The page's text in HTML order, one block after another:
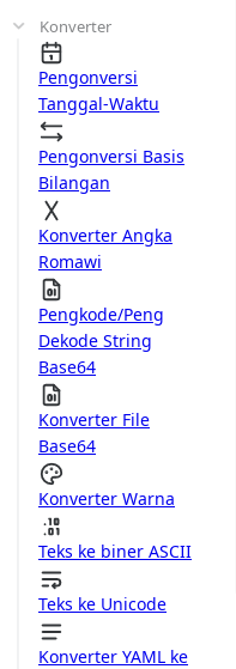
Konverter
Pengonversi
Tanggal-Waktu
Pengonversi Basis
Bilangan
Konverter Angka
Romawi
Pengkode/Peng
Dekode String
Base64
Konverter File
Base64
Konverter Warna
Teks ke biner ASCII
Teks ke Unicode
Konverter YAML ke